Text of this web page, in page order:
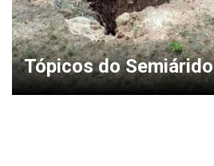
Tópicos do Semiárido